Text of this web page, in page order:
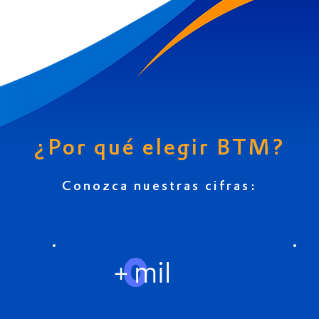
¿Por qué elegir BTM?
Conozca nuestras cifras:
0
+ mil